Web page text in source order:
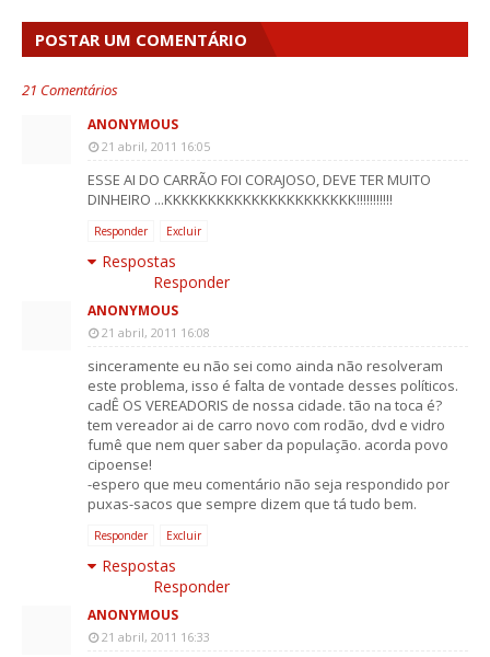
POSTAR UM COMENTÁRIO
21 Comentários
ANONYMOUS
21 abril, 2011 16:05
ESSE AI DO CARRÃO FOI CORAJOSO, DEVE TER MUITO
DINHEIRO ...KKKKKKKKKKKKKKKKKKKKKK!!!!!!!!!!!
Responder Excluir
Respostas
Responder
ANONYMOUS
21 abril, 2011 16:08
sinceramente eu não sei como ainda não resolveram
este problema, isso é falta de vontade desses políticos.
cadÊ OS VEREADORIS de nossa cidade. tão na toca é?
tem vereador ai de carro novo com rodão, dvd e vidro
fumê que nem quer saber da população. acorda povo
cipoense!
-espero que meu comentário não seja respondido por
puxas-sacos que sempre dizem que tá tudo bem.
Responder Excluir
Respostas
Responder
ANONYMOUS
21 abril, 2011 16:33